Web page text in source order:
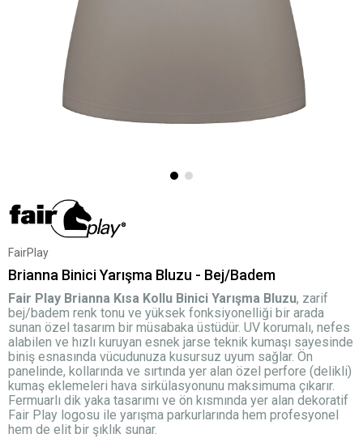
FairPlay
Brianna Binici Yarışma Bluzu - Bej/Badem
Fair Play Brianna Kısa Kollu Binici Yarışma Bluzu, zarif
bej/badem renk tonu ve yüksek fonksiyonelliği bir arada
sunan özel tasarım bir müsabaka üstüdür. UV korumalı, nefes
alabilen ve hızlı kuruyan esnek jarse teknik kumaşı sayesinde
biniş esnasında vücudunuza kusursuz uyum sağlar. Ön
panelinde, kollarında ve sırtında yer alan özel perfore (delikli)
kumaş eklemeleri hava sirkülasyonunu maksimuma çıkarır.
Fermuarlı dik yaka tasarımı ve ön kısmında yer alan dekoratif
Fair Play logosu ile yarışma parkurlarında hem profesyonel
hem de elit bir şıklık sunar.